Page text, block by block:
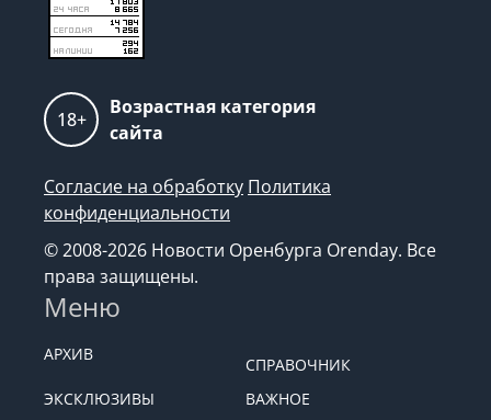
18+
Возрастная категория
сайта
Согласие на обработку Политика
конфиденциальности
© 2008-2026 Новости Оренбурга Orenday. Все
права защищены.
Меню
АРХИВ
СПРАВОЧНИК
ЭКСКЛЮЗИВЫ
ВАЖНОЕ